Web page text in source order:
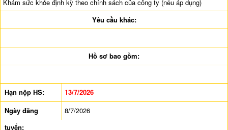
Khám sức khỏe định kỳ theo chính sách của công ty (nếu áp dụng)
Yêu cầu khác:
Hồ sơ bao gồm:
Hạn nộp HS:
13/7/2026
Ngày đăng
tuyển:
8/7/2026